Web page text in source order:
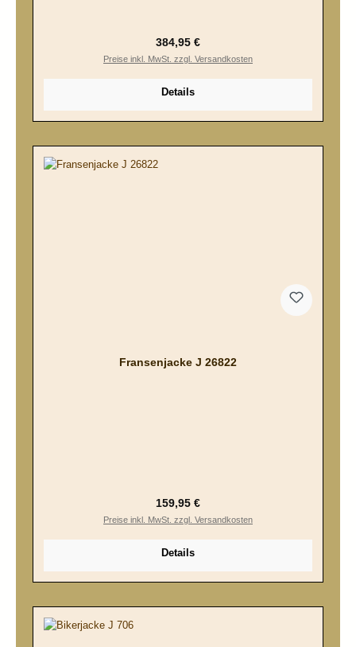
Regulärer Preis:
384,95 €
Preise inkl. MwSt. zzgl. Versandkosten
Details
Fransenjacke J 26822
Regulärer Preis:
159,95 €
Preise inkl. MwSt. zzgl. Versandkosten
Details